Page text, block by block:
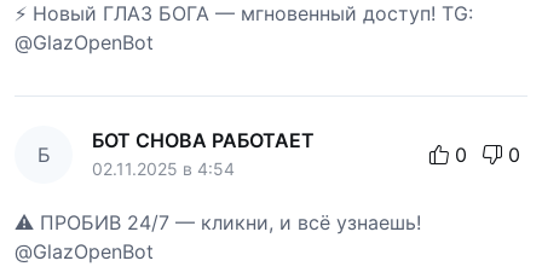
⚡ Новый ГЛАЗ БОГА — мгновенный доступ! TG:
@GlazOpenBot
Б
БОТ СНОВА РАБОТАЕТ
02.11.2025 в 4:54
0 0
⚠️ ПРОБИВ 24/7 — кликни, и всё узнаешь!
@GlazOpenBot